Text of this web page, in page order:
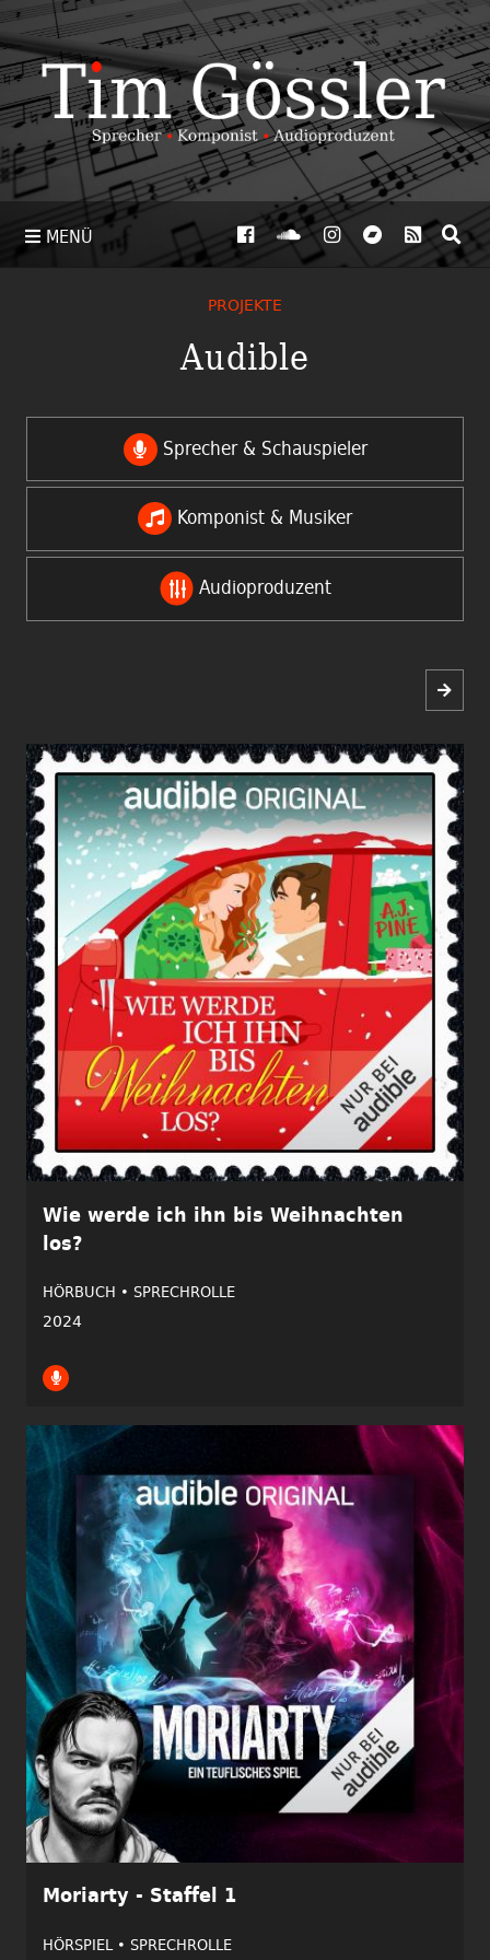
MENÜ
PROJEKTE
Audible
Sprecher & Schauspieler
Komponist & Musiker
Audioproduzent
Wie werde ich ihn bis Weihnachten
los?
HÖRBUCH • SPRECHROLLE
2024
Moriarty - Staffel 1
HÖRSPIEL • SPRECHROLLE